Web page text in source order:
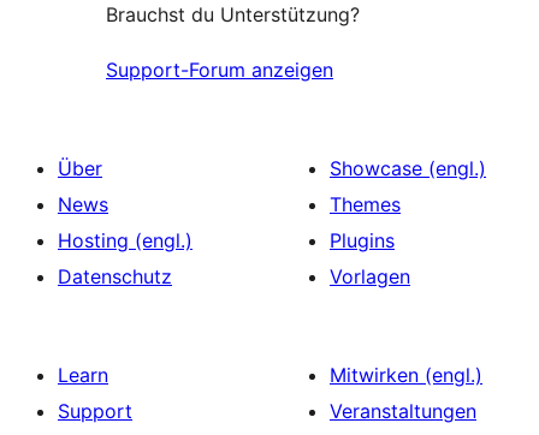
Brauchst du Unterstützung?
Support-Forum anzeigen
Über
News
Hosting (engl.)
Datenschutz
Showcase (engl.)
Themes
Plugins
Vorlagen
Learn
Support
Mitwirken (engl.)
Veranstaltungen